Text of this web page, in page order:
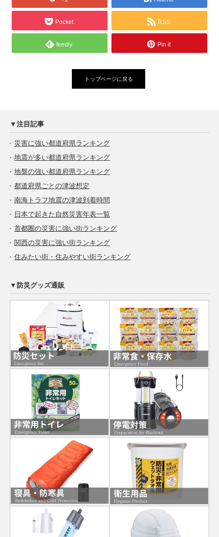
Pocket RSS
feedly Pin it
トップページに戻る
▼注目記事
災害に強い都道府県ランキング
地震が多い都道府県ランキング
地盤の強い都道府県ランキング
都道府県ごとの津波想定
南海トラフ地震の津波到着時間
日本で起きた自然災害年表一覧
首都圏の災害に強い街ランキング
関西の災害に強い街ランキング
住みたい街・住みやすい街ランキング
▼防災グッズ通販